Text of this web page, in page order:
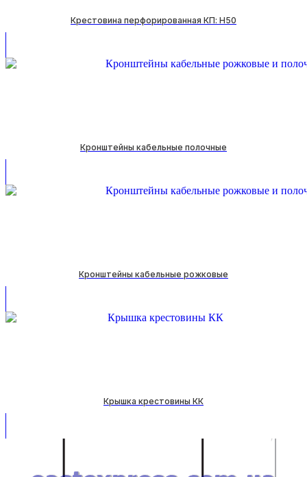
Крестовина перфорированная КП: H50
Кронштейны кабельные полочные
Кронштейны кабельные рожковые
Крышка крестовины КК